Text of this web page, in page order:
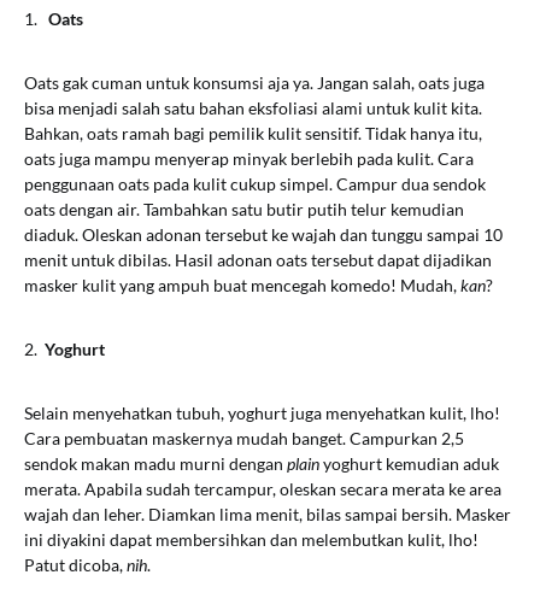
1. Oats
Oats gak cuman untuk konsumsi aja ya. Jangan salah, oats juga
bisa menjadi salah satu bahan eksfoliasi alami untuk kulit kita.
Bahkan, oats ramah bagi pemilik kulit sensitif. Tidak hanya itu,
oats juga mampu menyerap minyak berlebih pada kulit. Cara
penggunaan oats pada kulit cukup simpel. Campur dua sendok
oats dengan air. Tambahkan satu butir putih telur kemudian
diaduk. Oleskan adonan tersebut ke wajah dan tunggu sampai 10
menit untuk dibilas. Hasil adonan oats tersebut dapat dijadikan
masker kulit yang ampuh buat mencegah komedo! Mudah,kan?
2. Yoghurt
Selain menyehatkan tubuh, yoghurt juga menyehatkan kulit, lho!
Cara pembuatan maskernya mudah banget. Campurkan 2,5
sendok makan madu murni dengan plainyoghurt kemudian aduk
merata. Apabila sudah tercampur, oleskan secara merata ke area
wajah dan leher. Diamkan lima menit, bilas sampai bersih. Masker
ini diyakini dapat membersihkan dan melembutkan kulit, lho!
Patut dicoba,nih.